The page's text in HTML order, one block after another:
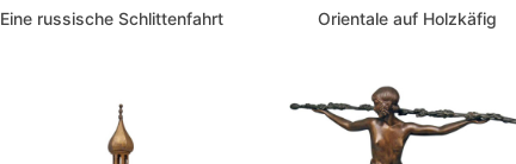
Eine russische Schlittenfahrt Orientale auf Holzkäfig